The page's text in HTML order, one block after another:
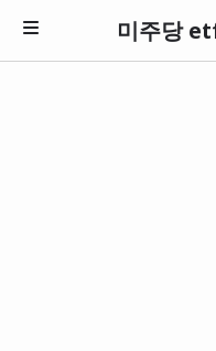
미주당